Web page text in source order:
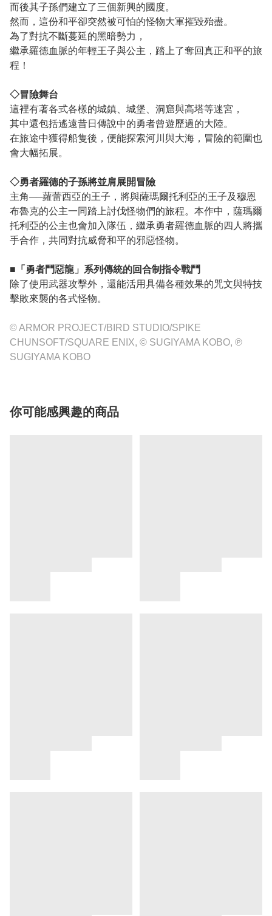
而後其子孫們建立了三個新興的國度。
然而，這份和平卻突然被可怕的怪物大軍摧毀殆盡。
為了對抗不斷蔓延的黑暗勢力，
繼承羅德血脈的年輕王子與公主，踏上了奪回真正和平的旅
程！
◇冒險舞台
這裡有著各式各樣的城鎮、城堡、洞窟與高塔等迷宮，
其中還包括遙遠昔日傳說中的勇者曾遊歷過的大陸。
在旅途中獲得船隻後，便能探索河川與大海，冒險的範圍也
會大幅拓展。
◇勇者羅德的子孫將並肩展開冒險
主角──蘿蕾西亞的王子，將與薩瑪爾托利亞的王子及穆恩
布魯克的公主一同踏上討伐怪物們的旅程。本作中，薩瑪爾
托利亞的公主也會加入隊伍，繼承勇者羅德血脈的四人將攜
手合作，共同對抗威脅和平的邪惡怪物。
■「勇者鬥惡龍」系列傳統的回合制指令戰鬥
除了使用武器攻擊外，還能活用具備各種效果的咒文與特技
擊敗來襲的各式怪物。
© ARMOR PROJECT/BIRD STUDIO/SPIKE
CHUNSOFT/SQUARE ENIX, © SUGIYAMA KOBO, ℗
SUGIYAMA KOBO
你可能感興趣的商品